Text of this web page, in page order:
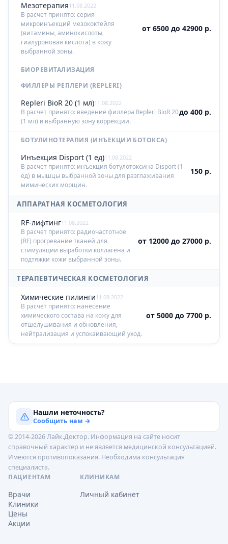
Мезотерапия11.08.2022
В расчет принято: серия
микроинъекций мезококтейля
(витамины, аминокислоты,
гиалуроновая кислота) в кожу
выбранной зоны.
от 6500 до 42900 р.
БИОРЕВИТАЛИЗАЦИЯ
ФИЛЛЕРЫ РЕПЛЕРИ (REPLERI)
Repleri BioR 20 (1 мл)11.08.2022
В расчет принято: введение филлера Repleri BioR 20
(1 мл) в выбранную зону коррекции.
до 400 р.
БОТУЛИНОТЕРАПИЯ (ИНЪЕКЦИИ БОТОКСА)
Инъекция Disport (1 ед)11.08.2022
В расчет принято: инъекция ботулотоксина Disport (1
ед) в мышцы выбранной зоны для разглаживания
мимических морщин.
150 р.
АППАРАТНАЯ КОСМЕТОЛОГИЯ
RF-лифтинг11.08.2022
В расчет принято: радиочастотное
(RF) прогревание тканей для
стимуляции выработки коллагена и
подтяжки кожи выбранной зоны.
от 12000 до 27000 р.
ТЕРАПЕВТИЧЕСКАЯ КОСМЕТОЛОГИЯ
Химические пилинги11.08.2022
В расчет принято: нанесение
химического состава на кожу для
отшелушивания и обновления,
нейтрализация и успокаивающий уход.
от 5000 до 7700 р.
Нашли неточность?
Сообщить нам →
© 2014-2026 Лайк.Доктор. Информация на сайте носит
справочный характер и не является медицинской консультацией.
Имеются противопоказания. Необходима консультация
специалиста.
ПАЦИЕНТАМ
Врачи
Клиники
Цены
Акции
КЛИНИКАМ
Личный кабинет